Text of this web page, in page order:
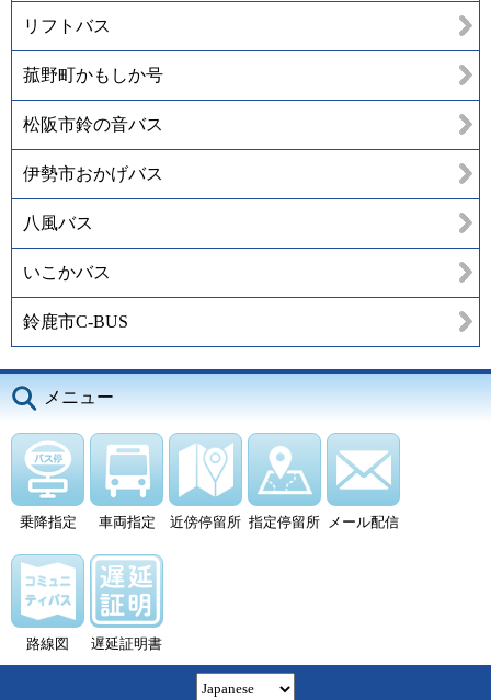
リフトバス
菰野町かもしか号
松阪市鈴の音バス
伊勢市おかげバス
八風バス
いこかバス
鈴鹿市C-BUS
メニュー
乗降指定 車両指定 近傍停留所 指定停留所 メール配信
路線図 遅延証明書